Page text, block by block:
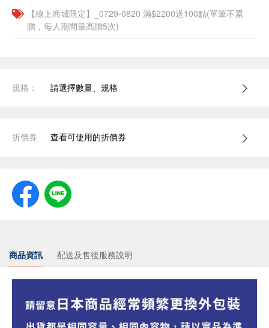
【線上商城限定】_0729-0820 滿$2200送100點(單筆不累
贈，每人期間最高贈5次)
規格： 請選擇數量、規格
折價券 查看可使用的折價券
商品資訊 配送及售後服務說明